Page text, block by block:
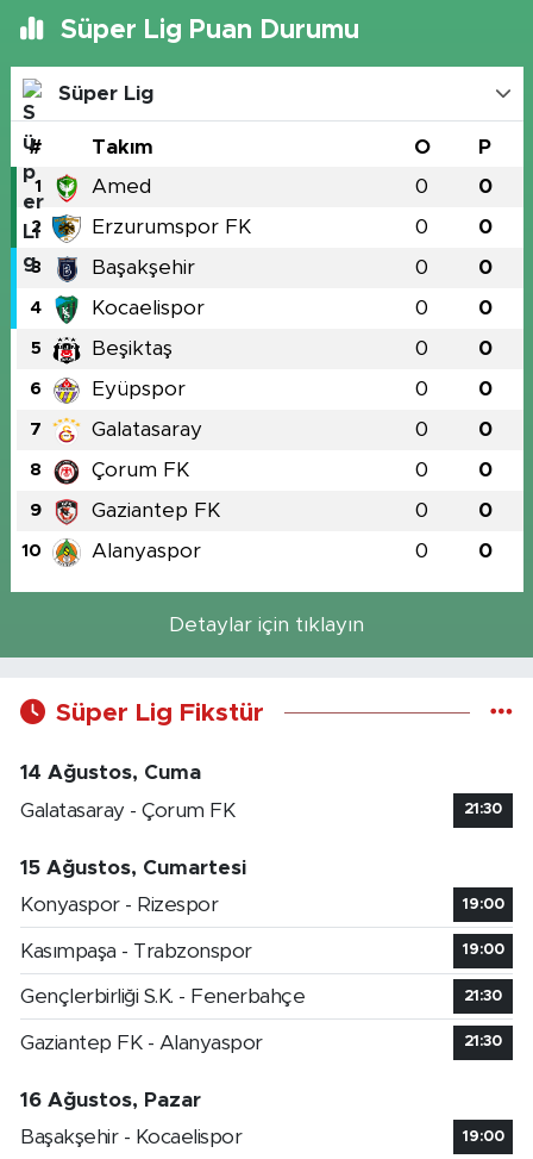
Süper Lig Puan Durumu
Süper Lig
# Takım O P
1 Amed 0 0
2 Erzurumspor FK 0 0
3 Başakşehir 0 0
4 Kocaelispor 0 0
5 Beşiktaş 0 0
6 Eyüpspor 0 0
7 Galatasaray 0 0
8 Çorum FK 0 0
9 Gaziantep FK 0 0
10 Alanyaspor 0 0
Detaylar için tıklayın
Süper Lig Fikstür
14 Ağustos, Cuma
Galatasaray - Çorum FK
21:30
15 Ağustos, Cumartesi
Konyaspor - Rizespor
19:00
Kasımpaşa - Trabzonspor 19:00
Gençlerbirliği S.K. - Fenerbahçe 21:30
Gaziantep FK - Alanyaspor 21:30
16 Ağustos, Pazar
Başakşehir - Kocaelispor
19:00